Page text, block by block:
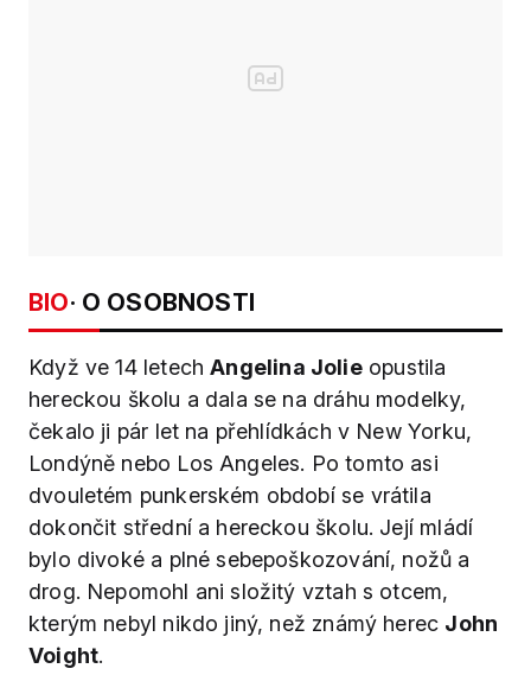
BIO· O OSOBNOSTI
Když ve 14 letechAngelina Jolieopustila
hereckou školu a dala se na dráhu modelky,
čekalo ji pár let na přehlídkách v New Yorku,
Londýně nebo Los Angeles. Po tomto asi
dvouletém punkerském období se vrátila
dokončit střední a hereckou školu. Její mládí
bylo divoké a plné sebepoškozování, nožů a
drog. Nepomohl ani složitý vztah s otcem,
kterým nebyl nikdo jiný, než známý herec John
Voight.